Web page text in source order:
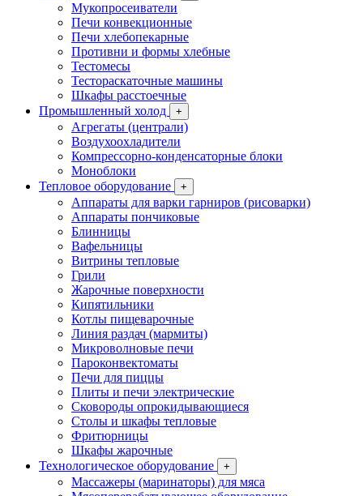
Мукопросеиватели
Печи конвекционные
Печи хлебопекарные
Противни и формы хлебные
Тестомесы
Тестораскаточные машины
Шкафы расстоечные
Промышленный холод
+
Агрегаты (централи)
Воздухоохладители
Компрессорно-конденсаторные блоки
Моноблоки
Тепловое оборудование
+
Аппараты для варки гарниров (рисоварки)
Аппараты пончиковые
Блинницы
Вафельницы
Витрины тепловые
Грили
Жарочные поверхности
Кипятильники
Котлы пищеварочные
Линия раздач (мармиты)
Микроволновые печи
Пароконвектоматы
Печи для пиццы
Плиты и печи электрические
Сковороды опрокидывающиеся
Столы и шкафы тепловые
Фритюрницы
Шкафы жарочные
Технологическое оборудование
+
Массажеры (маринаторы) для мяса